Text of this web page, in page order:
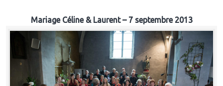
Mariage Céline & Laurent – 7 septembre 2013